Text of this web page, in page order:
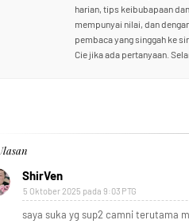
harian, tips keibubapaan
mempunyai nilai, dan
pembaca yang singgah ke
Cie jika ada pertanyaan.
ShirVen
5 Oktober 2025 pada 9:03 PTG
saya suka yg sup2 camni terutama